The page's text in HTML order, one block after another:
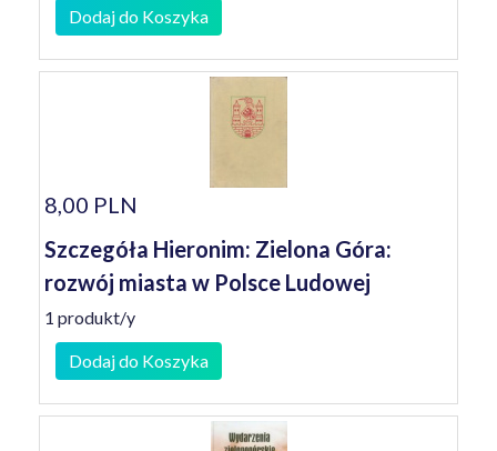
Dodaj do Koszyka
8,00 PLN
Szczegóła Hieronim: Zielona Góra:
rozwój miasta w Polsce Ludowej
1 produkt/y
Dodaj do Koszyka